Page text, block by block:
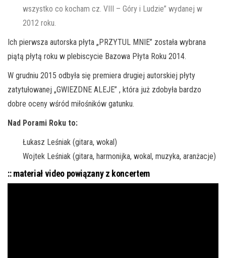
wszystko co kocham cz. VIII – Góry i Ludzie” wydanej w
2012 roku.
Ich pierwsza autorska płyta „PRZYTUL MNIE” została wybrana
piątą płytą roku w plebiscycie Bazowa Płyta Roku 2014.
W grudniu 2015 odbyła się premiera drugiej autorskiej płyty
zatytułowanej „GWIEZDNE ALEJE” , która już zdobyła bardzo
dobre oceny wśród miłośników gatunku.
Nad Porami Roku to:
Łukasz Leśniak (gitara, wokal)
Wojtek Leśniak (gitara, harmonijka, wokal, muzyka, aranżacje)
:: materiał video powiązany z koncertem